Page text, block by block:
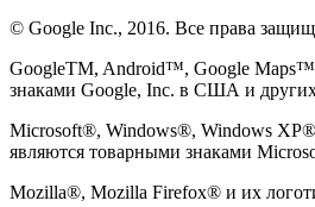
© Google Inc., 2016. Все права
GoogleTM, Android™, Google
знаками Google, Inc. в США и других
Microsoft®, Windows®, Windows
являются товарными знаками
Mozilla®, Mozilla Firefox® и их